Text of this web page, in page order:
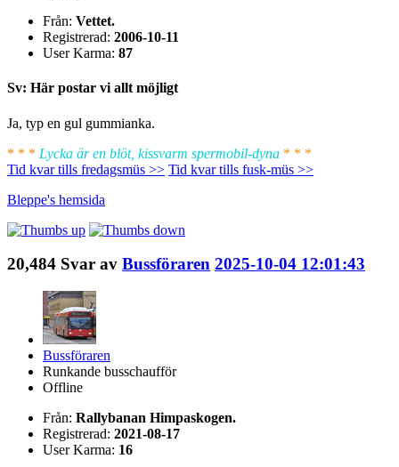
Från: Vettet.
Registrerad: 2006-10-11
User Karma: 87
Sv: Här postar vi allt möjligt
Ja, typ en gul gummianka.
* * * Lycka är en blöt, kissvarm spermobil-dyna * * *
Tid kvar tills fredagsmüs >> Tid kvar tills fusk-müs >>
Bleppe's hemsida
20,484 Svar av Bussföraren 2025-10-04 12:01:43
Bussföraren
Runkande busschaufför
Offline
Från: Rallybanan Himpaskogen.
Registrerad: 2021-08-17
User Karma: 16